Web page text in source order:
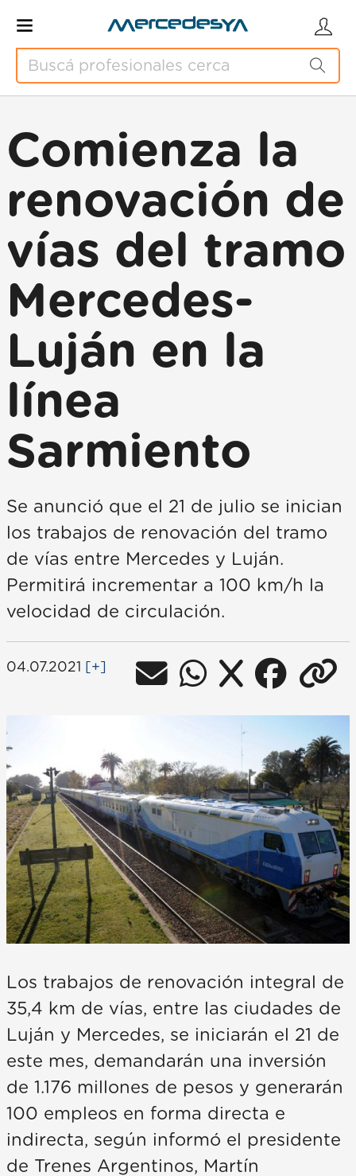
Comienza la
renovación de
vías del tramo
Mercedes-
Luján en la
línea
Sarmiento
Se anunció que el 21 de julio se inician
los trabajos de renovación del tramo
de vías entre Mercedes y Luján.
Permitirá incrementar a 100 km/h la
velocidad de circulación.
04.07.2021 [+]
Los trabajos de renovación integral de
35,4 km de vías, entre las ciudades de
Luján y Mercedes, se iniciarán el 21 de
este mes, demandarán una inversión
de 1.176 millones de pesos y generarán
100 empleos en forma directa e
indirecta, según informó el presidente
de Trenes Argentinos, Martín